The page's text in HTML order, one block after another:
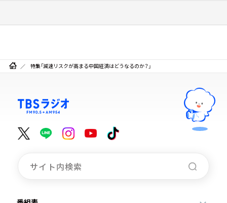
特集「減速リスクが高まる中国経済はどうなるのか？」